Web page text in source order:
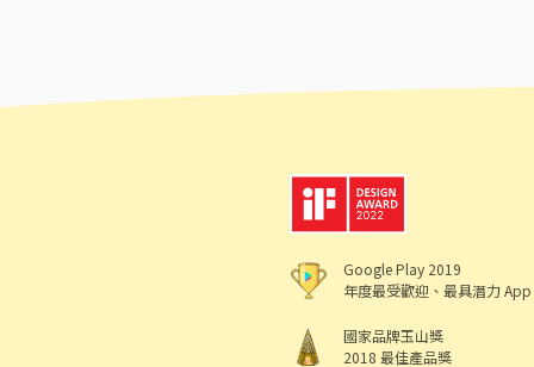
Google Play 2019
年度最受歡迎、最具潛力 App
國家品牌玉山獎
2018 最佳產品獎